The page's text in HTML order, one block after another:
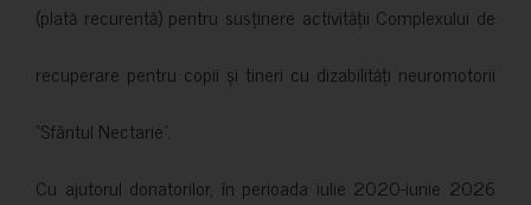
(plată recurentă) pentru susținere activității Complexului de
recuperare pentru copii și tineri cu dizabilități neuromotorii
”Sfântul Nectarie”.
Cu ajutorul donatorilor, în perioada iulie 2020-iunie 2026